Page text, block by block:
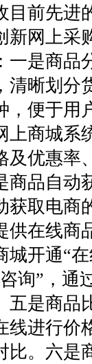
目前先进
新网上采
一是商品
清晰划分
，便于用
上商城系
及优惠率
商品自动
获取电商
供在线商
城开通“
询”，通
五是商品
线进行价
比。六是